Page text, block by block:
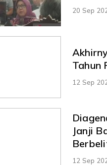
20 Sep
Tahun
12 Sep
Janji
12 Sep